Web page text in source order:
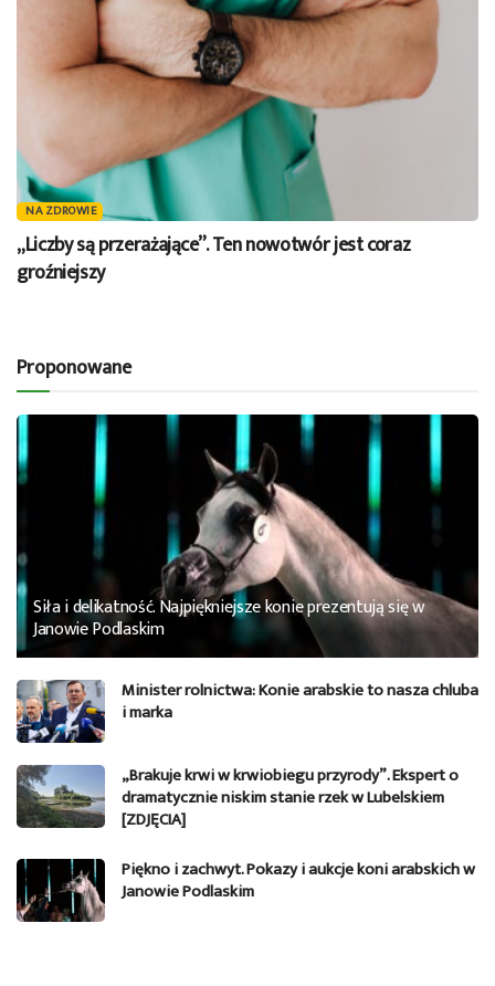
NA ZDROWIE
„Liczby są przerażające”. Ten nowotwór jest coraz
groźniejszy
Proponowane
Siła i delikatność. Najpiękniejsze konie prezentują się w
Janowie Podlaskim
Minister rolnictwa: Konie arabskie to nasza chluba
i marka
„Brakuje krwi w krwiobiegu przyrody”. Ekspert o
dramatycznie niskim stanie rzek w Lubelskiem
[ZDJĘCIA]
Piękno i zachwyt. Pokazy i aukcje koni arabskich w
Janowie Podlaskim